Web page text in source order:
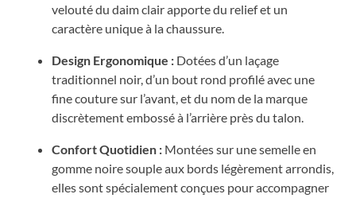
velouté du daim clair apporte du relief et un
caractère unique à la chaussure.
Design Ergonomique : Dotées d’un laçage
traditionnel noir, d’un bout rond profilé avec une
fine couture sur l’avant, et du nom de la marque
discrètement embossé à l’arrière près du talon.
Confort Quotidien : Montées sur une semelle en
gomme noire souple aux bords légèrement arrondis,
elles sont spécialement conçues pour accompagner